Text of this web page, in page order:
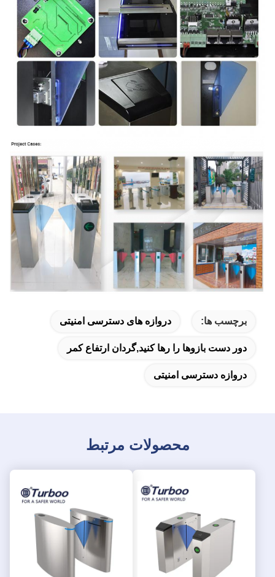
برچسب ها: دروازه های دسترسی امنیتی
دور دست بازوها را رها کنید,گردان ارتفاع کمر
دروازه دسترسی امنیتی
محصولات مرتبط